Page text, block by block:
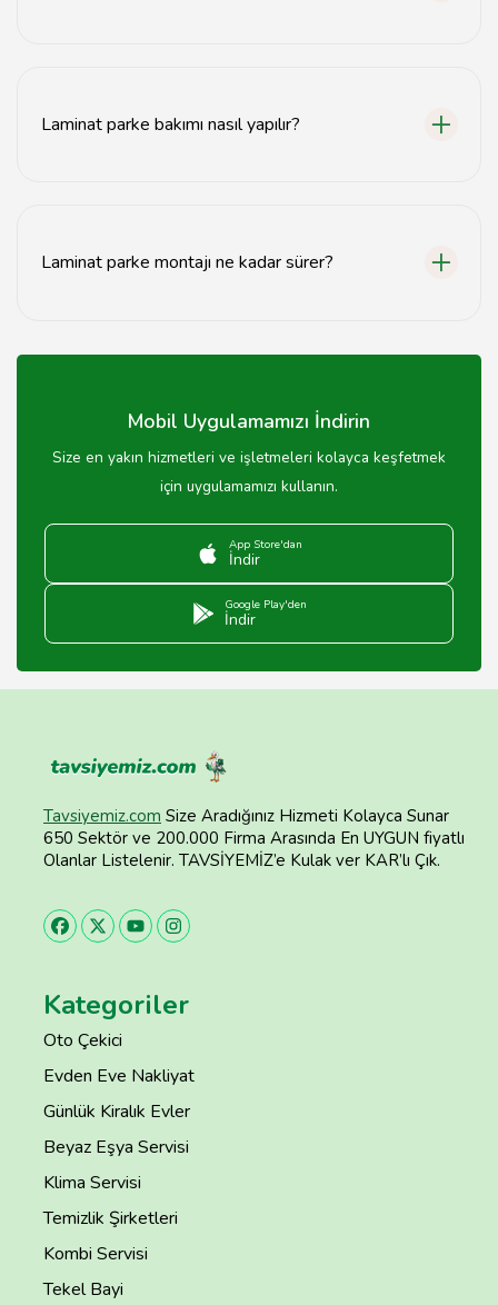
Laminat parke bakımı nasıl yapılır?
Laminat parke montajı ne kadar sürer?
zemin hazırlığına bağlı olarak genellikle 1-2 gün
Mobil Uygulamamızı İndirin
Size en yakın hizmetleri ve işletmeleri kolayca keşfetmek
için uygulamamızı kullanın.
App Store'dan
İndir
Google Play'den
İndir
Tavsiyemiz.com Size Aradığınız Hizmeti Kolayca Sunar
650 Sektör ve 200.000 Firma Arasında En UYGUN fiyatlı
Olanlar Listelenir. TAVSİYEMİZ’e Kulak ver KAR’lı Çık.
Kategoriler
Oto Çekici
Evden Eve Nakliyat
Günlük Kiralık Evler
Beyaz Eşya Servisi
Klima Servisi
Temizlik Şirketleri
Kombi Servisi
Tekel Bayi